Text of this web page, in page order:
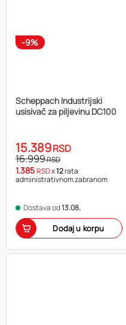
-9%
Scheppach Industrijski
usisivač za piljevinu DC100
15.389RSD
16.999RSD
1.385RSDx12rata
administrativnom zabranom
Dostava od13.08.
Dodaj u korpu